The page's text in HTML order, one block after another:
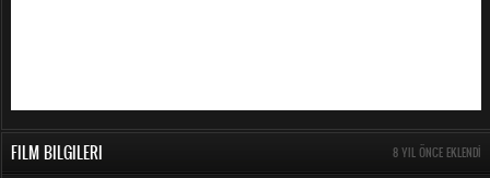
FILM BILGILERI 8 YIL ÖNCE EKLENDI